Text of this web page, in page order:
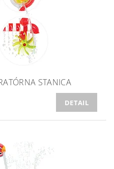
STANICA
DETAIL